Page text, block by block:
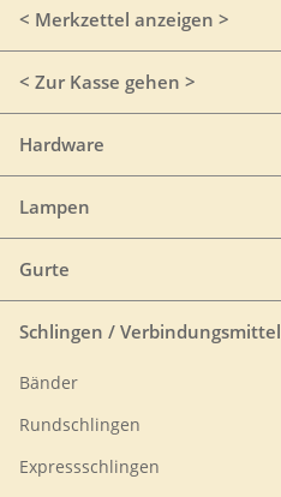
< Merkzettel anzeigen >
< Zur Kasse gehen >
Hardware
Lampen
Gurte
Schlingen / Verbindungsmittel
Bänder
Rundschlingen
Expressschlingen